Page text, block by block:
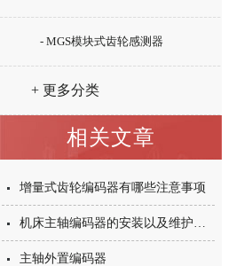
- MGS模块式齿轮感测器
+ 更多分类
相关文章
增量式齿轮编码器有哪些注意事项
机床主轴编码器的安装以及维护事项
主轴外置编码器